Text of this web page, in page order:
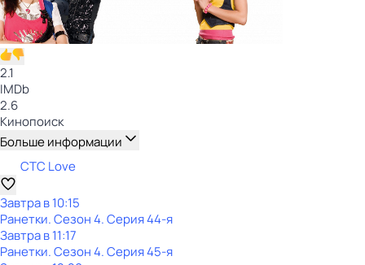
2.1
IMDb
2.6
Кинопоиск
Больше информации
СТС Love
Завтра в 10:15
Ранетки. Сезон 4. Серия 44-я
Завтра в 11:17
Ранетки. Сезон 4. Серия 45-я